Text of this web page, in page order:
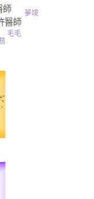
師
醫師
夢境
毛毛